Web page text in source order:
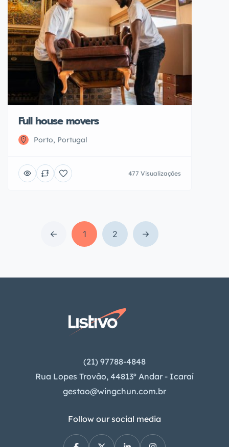
Full house movers
Porto, Portugal
477 Visualizações
1 2
(21) 97788-4848
Rua Lopes Trovão, 44813º Andar - Icaraí
gestao@wingchun.com.br
Follow our social media